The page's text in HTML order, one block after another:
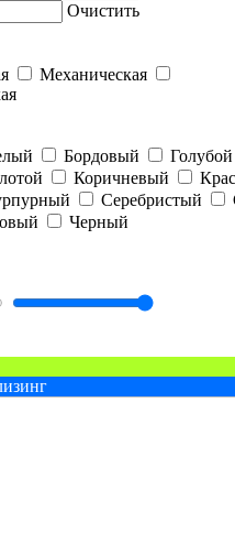
Очистить
Механическая
Бордовый Голубой
Коричневый
Серебристый
Черный